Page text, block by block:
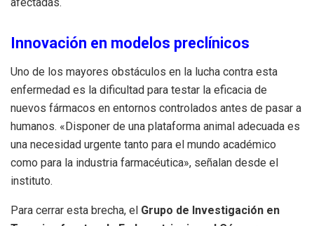
Innovación en modelos preclínicos
Uno de los mayores obstáculos en la lucha contra esta
enfermedad es la dificultad para testar la eficacia de
nuevos fármacos en entornos controlados antes de pasar a
humanos. «Disponer de una plataforma animal adecuada es
una necesidad urgente tanto para el mundo académico
como para la industria farmacéutica», señalan desde el
instituto.
Para cerrar esta brecha, el Grupo de Investigación en